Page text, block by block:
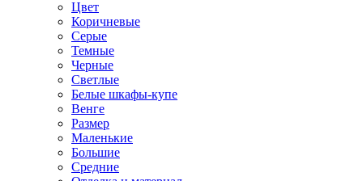
Цвет
Коричневые
Серые
Темные
Черные
Светлые
Белые шкафы-купе
Венге
Размер
Маленькие
Большие
Средние